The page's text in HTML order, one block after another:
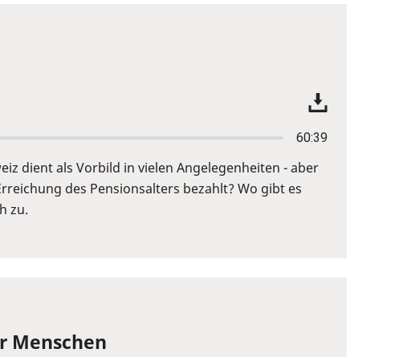
60:39
dient als Vorbild in vielen Angelegenheiten - aber
des Pensionsalters bezahlt? Wo gibt es
zu.
Menschen